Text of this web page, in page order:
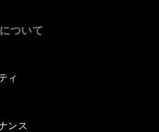
Hope
Leader?
ついて
ィ
ンス